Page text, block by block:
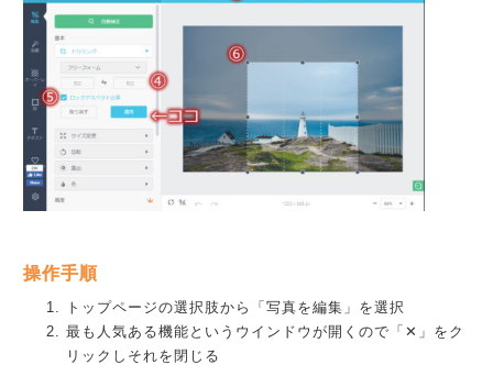
操作手順
トップページの選択肢から「写真を編集」を選択
最も人気ある機能というウインドウが開くので「✕」をク
リックしそれを閉じる